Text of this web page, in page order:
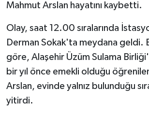
Mahmut Arslan hayatını kaybetti.
Olay, saat 12.00 sıralarında
Derman Sokak'ta meydana geldi.
göre, Alaşehir Üzüm Sulama
bir yıl önce emekli olduğu
Arslan, evinde yalnız bulunduğu
yitirdi.